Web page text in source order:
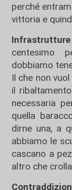
perché
vittoria e
centesimo
dobbiamo
Il che non
il
necessaria
quella
dirne una, a
abbiamo le
cascano a
altro che